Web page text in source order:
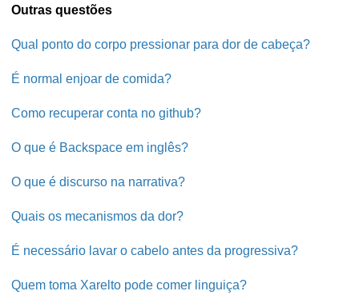
Outras questões
Qual ponto do corpo pressionar para dor de cabeça?
É normal enjoar de comida?
Como recuperar conta no github?
O que é Backspace em inglês?
O que é discurso na narrativa?
Quais os mecanismos da dor?
É necessário lavar o cabelo antes da progressiva?
Quem toma Xarelto pode comer linguiça?